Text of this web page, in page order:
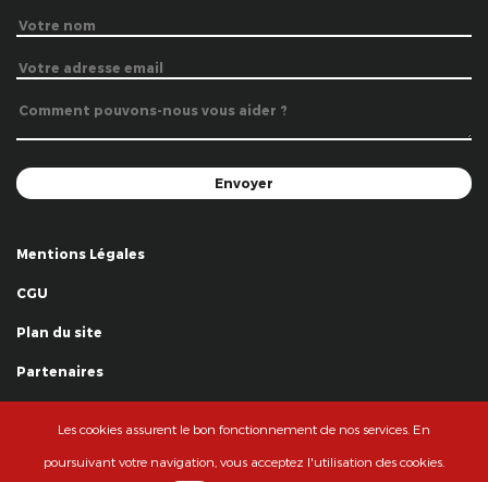
Mentions Légales
CGU
Plan du site
Partenaires
© La Grande Famille des Clowns - 2018
Les cookies assurent le bon fonctionnement de nos services. En
poursuivant votre navigation, vous acceptez l'utilisation des cookies.